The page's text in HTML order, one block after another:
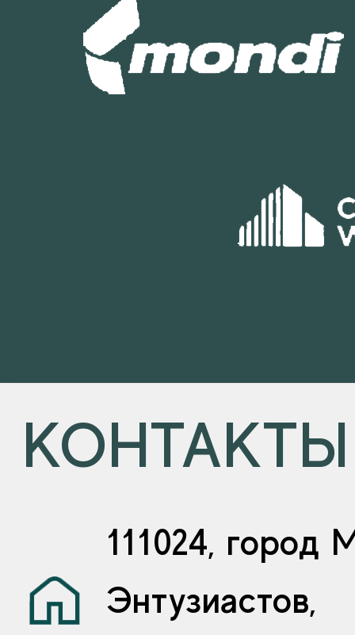
КОНТАКТЫ
111024, город
Энтузиастов,